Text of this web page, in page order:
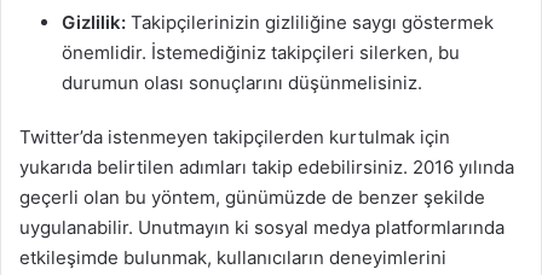
Gizlilik: Takipçilerinizin gizliliğine saygı göstermek
önemlidir. İstemediğiniz takipçileri silerken, bu
durumun olası sonuçlarını düşünmelisiniz.
Twitter’da istenmeyen takipçilerden kurtulmak için
yukarıda belirtilen adımları takip edebilirsiniz. 2016 yılında
geçerli olan bu yöntem, günümüzde de benzer şekilde
uygulanabilir. Unutmayın ki sosyal medya platformlarında
etkileşimde bulunmak, kullanıcıların deneyimlerini